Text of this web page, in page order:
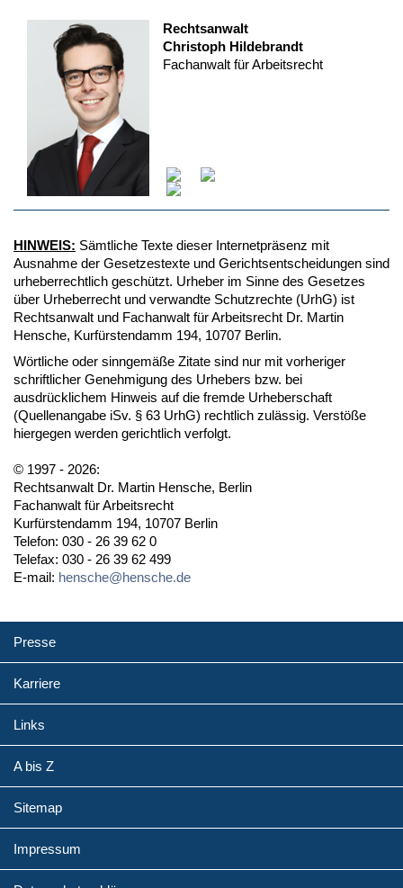
Rechtsanwalt
Christoph Hildebrandt
Fachanwalt für Arbeitsrecht
HINWEIS: Sämtliche Texte dieser Internetpräsenz mit
Ausnahme der Gesetzestexte und Gerichtsentscheidungen sind
urheberrechtlich geschützt. Urheber im Sinne des Gesetzes
über Urheberrecht und verwandte Schutzrechte (UrhG) ist
Rechtsanwalt und Fachanwalt für Arbeitsrecht Dr. Martin
Hensche, Kurfürstendamm 194, 10707 Berlin.
Wörtliche oder sinngemäße Zitate sind nur mit vorheriger
schriftlicher Genehmigung des Urhebers bzw. bei
ausdrücklichem Hinweis auf die fremde Urheberschaft
(Quellenangabe iSv. § 63 UrhG) rechtlich zulässig. Verstöße
hiergegen werden gerichtlich verfolgt.
© 1997 - 2026:
Rechtsanwalt Dr. Martin Hensche, Berlin
Fachanwalt für Arbeitsrecht
Kurfürstendamm 194, 10707 Berlin
Telefon: 030 - 26 39 62 0
Telefax: 030 - 26 39 62 499
E-mail: hensche@hensche.de
Presse
Karriere
Links
A bis Z
Sitemap
Impressum